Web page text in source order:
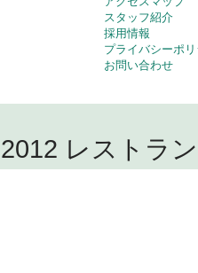
スタッフ紹介
採用情報
プライバシーポ
お問い合わせ
レストラ